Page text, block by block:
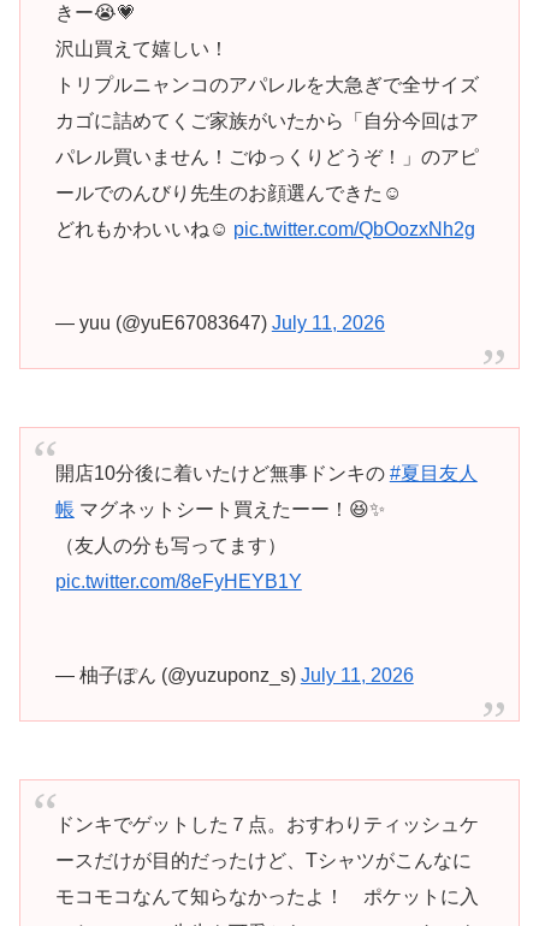
きー😭💗
沢山買えて嬉しい！
トリプルニャンコのアパレルを大急ぎで全サイズ
カゴに詰めてくご家族がいたから「自分今回はア
パレル買いません！ごゆっくりどうぞ！」のアピ
ールでのんびり先生のお顔選んできた☺️
どれもかわいいね☺️ pic.twitter.com/QbOozxNh2g
— yuu (@yuE67083647) July 11, 2026
開店10分後に着いたけど無事ドンキの #夏目友人
帳 マグネットシート買えたーー！😆✨
（友人の分も写ってます）
pic.twitter.com/8eFyHEYB1Y
— 柚子ぽん (@yuzuponz_s) July 11, 2026
ドンキでゲットした７点。おすわりティッシュケ
ースだけが目的だったけど、Tシャツがこんなに
モコモコなんて知らなかったよ！ ポケットに入